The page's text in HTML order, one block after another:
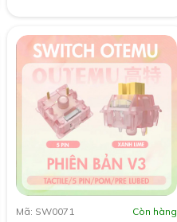
Mã: SW0071
Còn hàng